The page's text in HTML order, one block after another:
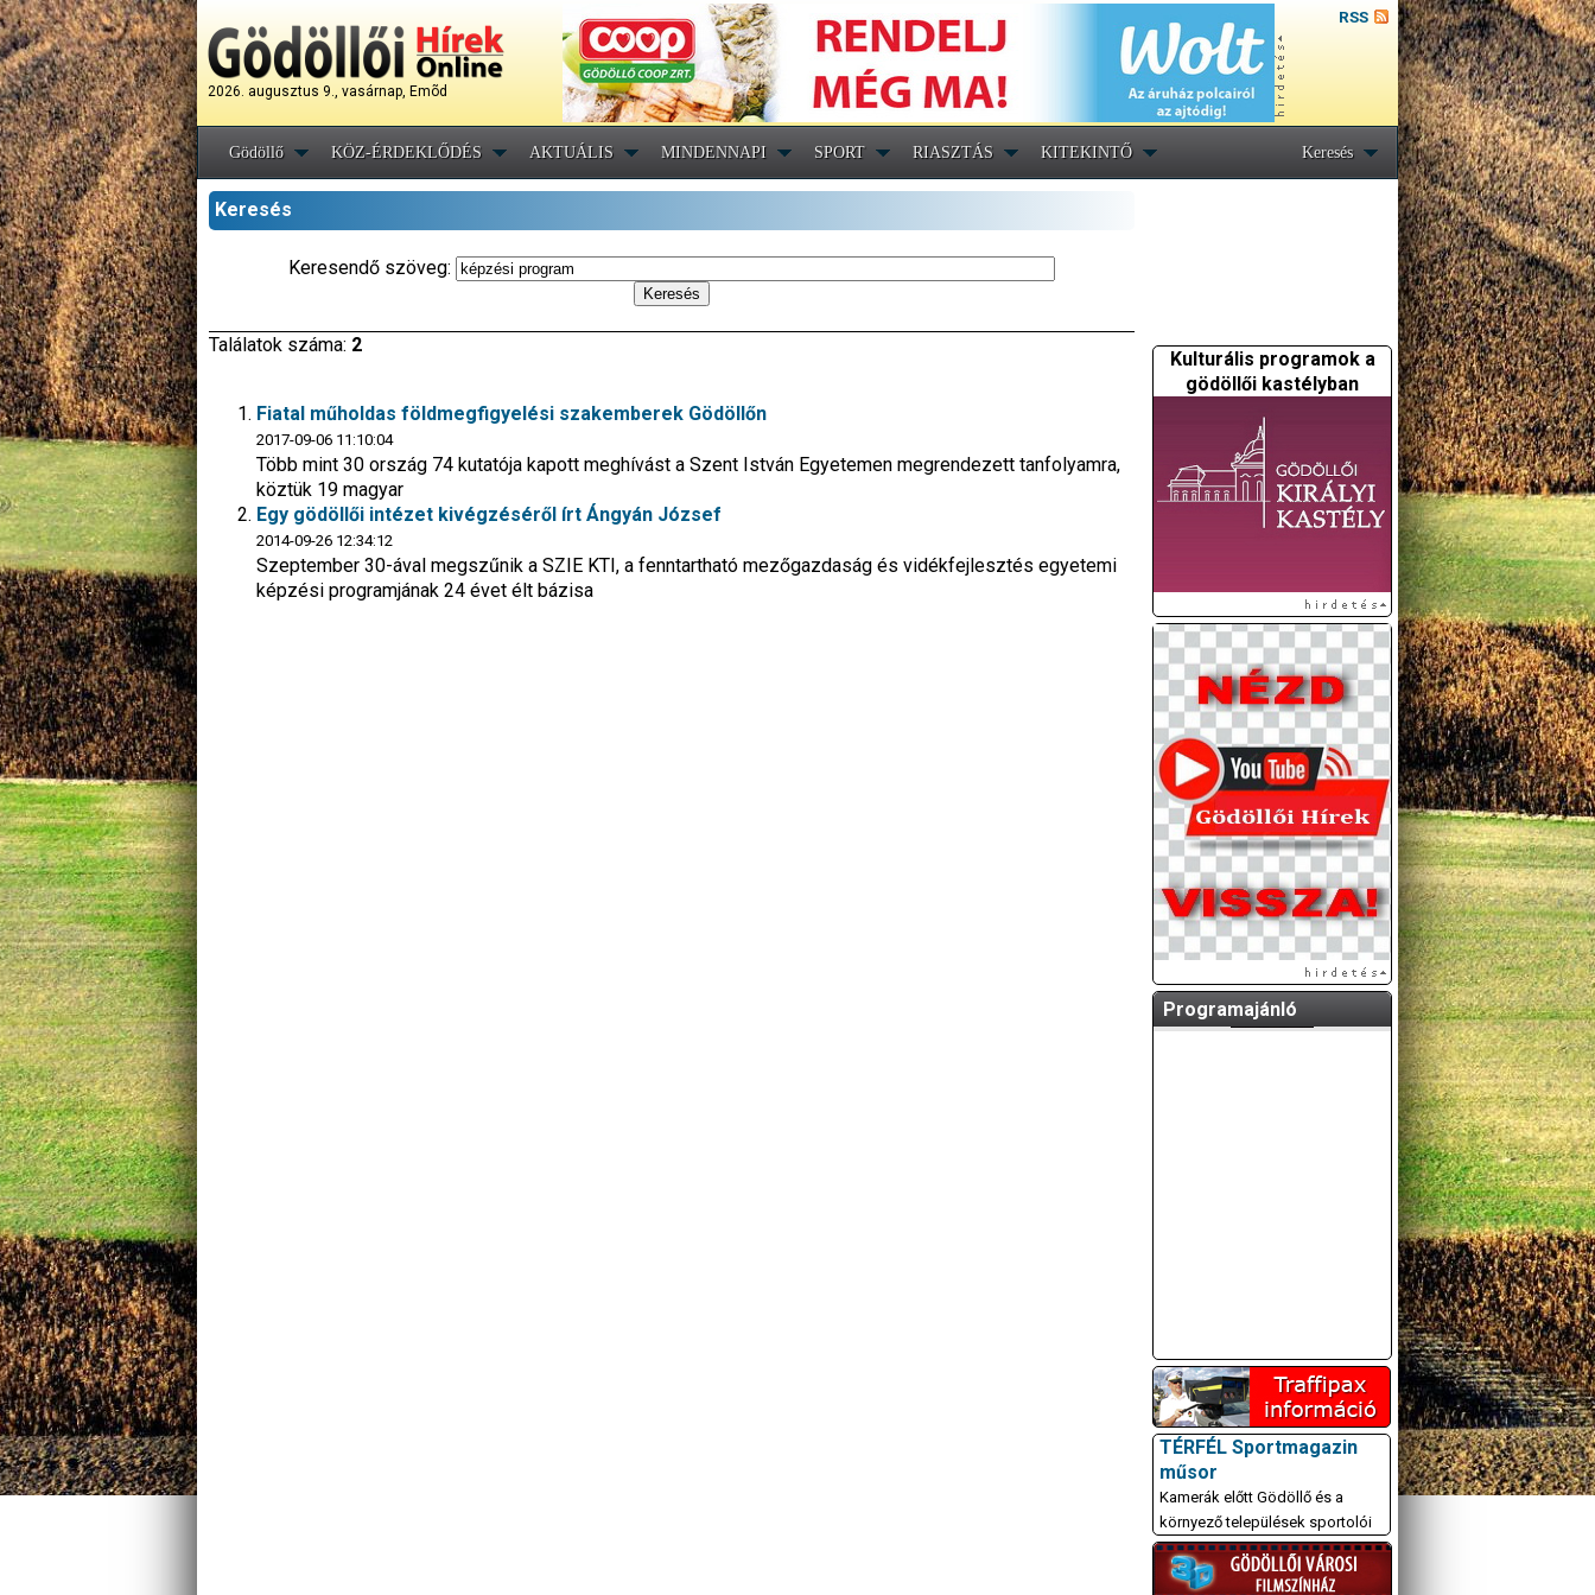
2026. augusztus 9., vasárnap, Emõd
RSS
Gödöllő KÖZ-ÉRDEKLŐDÉS AKTUÁLIS MINDENNAPI SPORT RIASZTÁS KITEKINTŐ Keresés
Keresés
Keresendő szöveg:
Találatok száma: 2
Fiatal műholdas földmegfigyelési szakemberek Gödöllőn
2017-09-06 11:10:04
Több mint 30 ország 74 kutatója kapott meghívást a Szent István Egyetemen megrendezett tanfolyamra,
köztük 19 magyar
Egy gödöllői intézet kivégzéséről írt Ángyán József
2014-09-26 12:34:12
Szeptember 30-ával megszűnik a SZIE KTI, a fenntartható mezőgazdaság és vidékfejlesztés egyetemi
képzési programjának 24 évet élt bázisa
Kulturális programok a
gödöllői kastélyban
Programajánló
A GÖDÖLLŐI ÉS
KÖRNYÉKBELI
KULTURÁLIS- ÉS
SPORTPROGRAMOKAT
KÖZÖSSÉGI
OLDALUNKON TESSZÜK
KÖZZÉ!
TÉRFÉL Sportmagazin
műsor
Kamerák előtt Gödöllő és a
környező települések sportolói